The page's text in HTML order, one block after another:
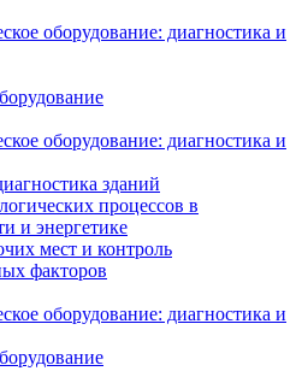
оборудование: диагностика и
оборудование: диагностика и
зданий
процессов в
и энергетике
мест и контроль
факторов
оборудование: диагностика и